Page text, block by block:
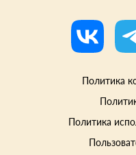
Политика
Политика